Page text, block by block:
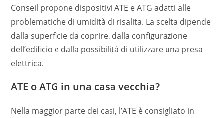
Conseil propone dispositivi ATE e ATG adatti alle
problematiche di umidità di risalita. La scelta dipende
dalla superficie da coprire, dalla configurazione
dell’edificio e dalla possibilità di utilizzare una presa
elettrica.
ATE o ATG in una casa vecchia?
Nella maggior parte dei casi, l’ATE è consigliato in